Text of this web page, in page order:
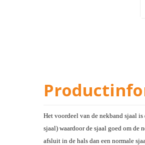
Het voordeel van de nekband sjaal
sjaal) waardoor de sjaal goed om de
afsluit in de hals dan een normale